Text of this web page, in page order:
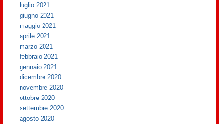
luglio 2021
giugno 2021
maggio 2021
aprile 2021
marzo 2021
febbraio 2021
gennaio 2021
dicembre 2020
novembre 2020
ottobre 2020
settembre 2020
agosto 2020